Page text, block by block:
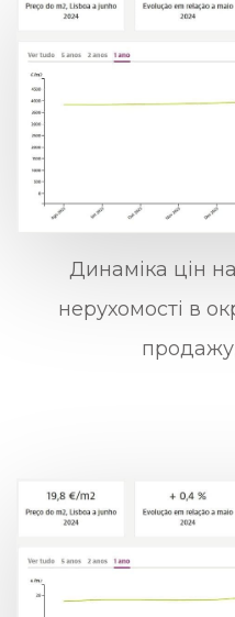
Динаміка цін
нерухомості в